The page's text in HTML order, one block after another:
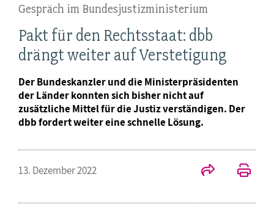
Gespräch im Bundesjustizministerium
Pakt für den Rechtsstaat: dbb
drängt weiter auf Verstetigung
Der Bundeskanzler und die Ministerpräsidenten
der Länder konnten sich bisher nicht auf
zusätzliche Mittel für die Justiz verständigen. Der
dbb fordert weiter eine schnelle Lösung.
13. Dezember 2022